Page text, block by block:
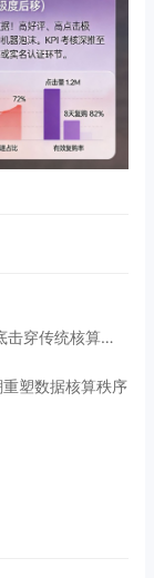
传统核算漏斗
塑数据核算秩序